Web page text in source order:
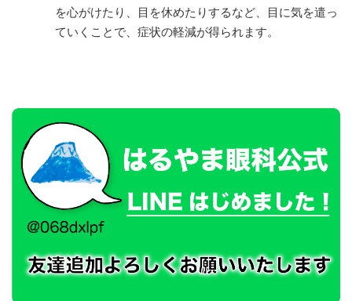
を心がけたり、目を休めたりするなど、目に気を遣っ
ていくことで、症状の軽減が得られます。